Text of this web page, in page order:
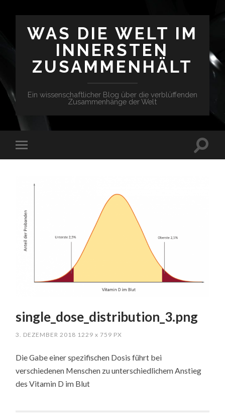
WAS DIE WELT IM
INNERSTEN
ZUSAMMENHÄLT
Ein wissenschaftlicher Blog über die verblüffenden
Zusammenhänge der Welt
single_dose_distribution_3.png
3. DEZEMBER 2018 1229x 759 PX
Die Gabe einer spezifischen Dosis führt bei
verschiedenen Menschen zu unterschiedlichem Anstieg
des Vitamin D im Blut